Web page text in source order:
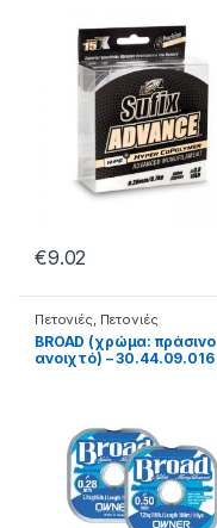
€9.02
Πετονιές, Πετονιές
Monofilament
BROAD (χρώμα: πράσινο
ανοιχτό) – 30.44.09.016